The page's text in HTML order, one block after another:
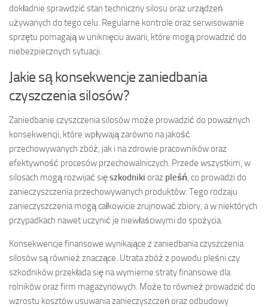
dokładnie sprawdzić stan techniczny silosu oraz urządzeń
używanych do tego celu. Regularne kontrole oraz serwisowanie
sprzętu pomagają w uniknięciu awarii, które mogą prowadzić do
niebezpiecznych sytuacji.
Jakie są konsekwencje zaniedbania
czyszczenia silosów?
Zaniedbanie czyszczenia silosów może prowadzić do poważnych
konsekwencji, które wpływają zarówno na jakość
przechowywanych zbóż, jak i na zdrowie pracowników oraz
efektywność procesów przechowalniczych. Przede wszystkim, w
silosach mogą rozwijać sięszkodniki oraz pleśń, co prowadzi do
zanieczyszczenia przechowywanych produktów. Tego rodzaju
zanieczyszczenia mogą całkowicie zrujnować zbiory, a w niektórych
przypadkach nawet uczynić je niewłaściwymi do spożycia.
Konsekwencje finansowe wynikające z zaniedbania czyszczenia
silosów są również znaczące. Utrata zbóż z powodu pleśni czy
szkodników przekłada się na wymierne straty finansowe dla
rolników oraz firm magazynowych. Może to również prowadzić do
wzrostu kosztów usuwania zanieczyszczeń oraz odbudowy